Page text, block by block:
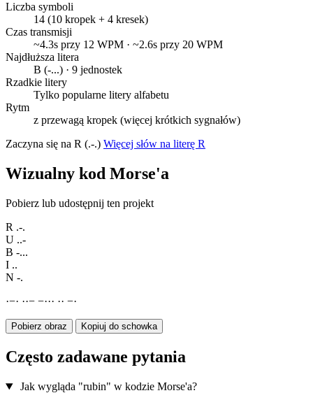
Liczba symboli
14 (10 kropek + 4 kresek)
Czas transmisji
~4.3s przy 12 WPM · ~2.6s przy 20 WPM
Najdłuższa litera
B (-...) · 9 jednostek
Rzadkie litery
Tylko popularne litery alfabetu
Rytm
z przewagą kropek (więcej krótkich sygnałów)
Zaczyna się na R (.-.) Więcej słów na literę R
Wizualny kod Morse'a
Pobierz lub udostępnij ten projekt
R .-.
U ..-
B -...
I ..
N -.
·−· ··− −··· ·· −·
Pobierz obraz Kopiuj do schowka
Często zadawane pytania
Jak wygląda "rubin" w kodzie Morse'a?